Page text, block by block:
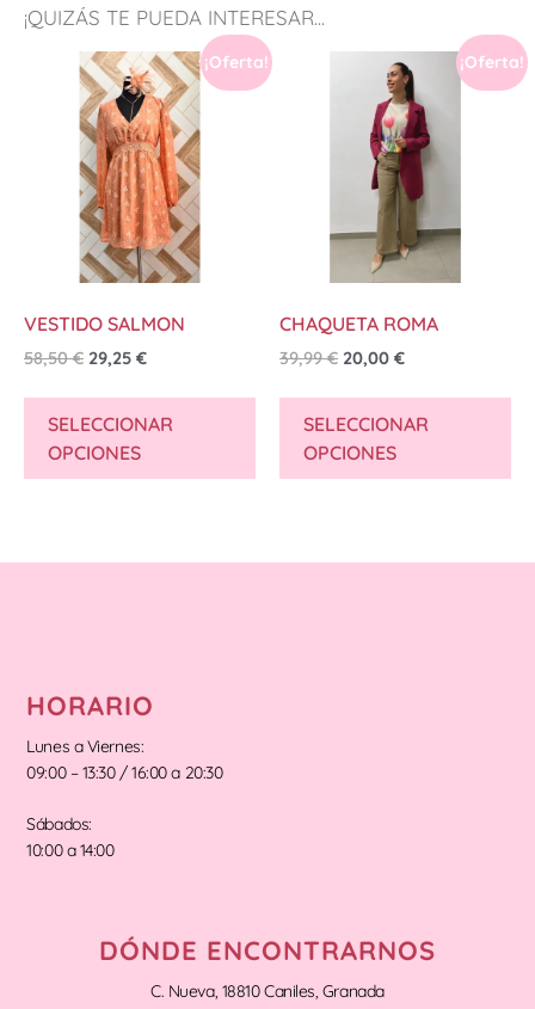
¡QUIZÁS TE PUEDA INTERESAR...
¡Oferta!
VESTIDO SALMON
58,50€ 29,25 €
SELECCIONAR
OPCIONES
¡Oferta!
CHAQUETA ROMA
39,99€ 20,00 €
SELECCIONAR
OPCIONES
HORARIO
Lunes a Viernes:
09:00 – 13:30 / 16:00 a 20:30
Sábados:
10:00 a 14:00
DÓNDE ENCONTRARNOS
C. Nueva, 18810 Caniles, Granada